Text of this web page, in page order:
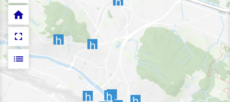
fullscreen
home
list